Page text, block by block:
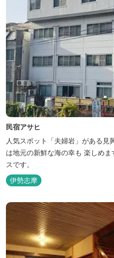
民宿アサヒ
人気スポット「夫婦岩」がある見
は地元の新鮮な海の幸も 楽しめ
スです。
伊勢志摩